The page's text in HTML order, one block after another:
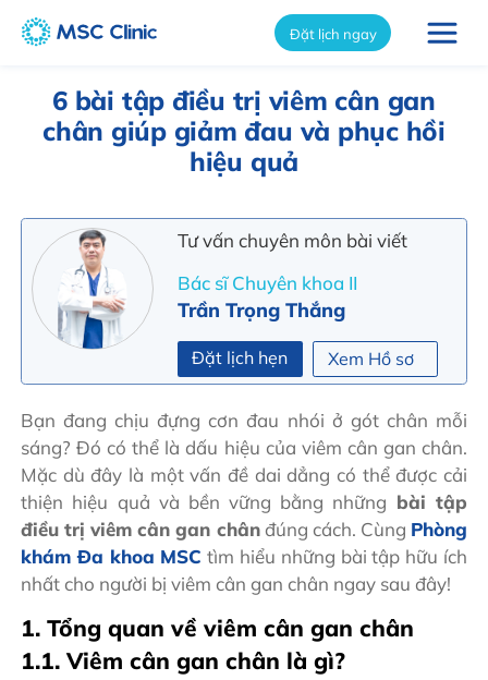
Đặt lịch ngay
6 bài tập điều trị viêm cân gan
chân giúp giảm đau và phục hồi
hiệu quả
Tư vấn chuyên môn bài viết
Bác sĩ Chuyên khoa II
Trần Trọng Thắng
Đặt lịch hẹn Xem Hồ sơ
Bạn đang chịu đựng cơn đau nhói ở gót chân mỗi
sáng? Đó có thể là dấu hiệu của viêm cân gan chân.
Mặc dù đây là một vấn đề dai dẳng có thể được cải
thiện hiệu quả và bền vững bằng những bài tập
điều trị viêm cân gan chânđúng cách. Cùng Phòng
khám Đa khoa MSC tìm hiểu những bài tập hữu ích
nhất cho người bị viêm cân gan chân ngay sau đây!
1. Tổng quan về viêm cân gan chân
1.1. Viêm cân gan chân là gì?